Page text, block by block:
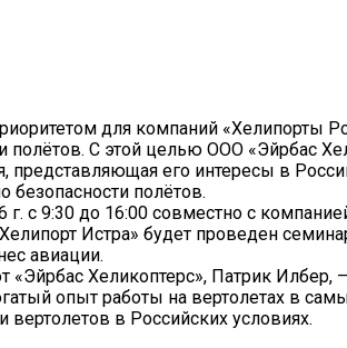
для компаний «Хелипорты
полётов. С этой целью ООО «Эйрбас
представляющая его интересы в
безопасности полётов.
г. с 9:30 до 16:00 совместно с
Истра» будет проведен
авиации.
«Эйрбас Хеликоптерс», Патрик
опыт работы на вертолетах в
вертолетов в Российских условиях.